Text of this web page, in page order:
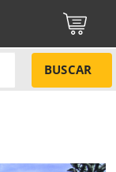
BUSCAR